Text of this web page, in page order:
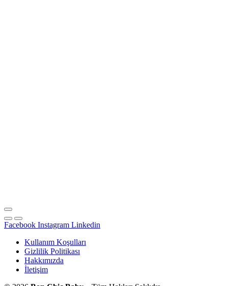
Facebook Instagram Linkedin
Kullanım Koşulları
Gizlilik Politikası
Hakkımızda
İletişim